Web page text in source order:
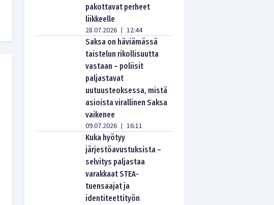
pakottavat perheet
liikkeelle
28.07.2026 | 12:44
Saksa on häviämässä
taistelun rikollisuutta
vastaan – poliisit
paljastavat
uutuusteoksessa, mistä
asioista virallinen Saksa
vaikenee
09.07.2026 | 16:11
Kuka hyötyy
järjestöavustuksista –
selvitys paljastaa
varakkaat STEA-
tuensaajat ja
identiteettityön